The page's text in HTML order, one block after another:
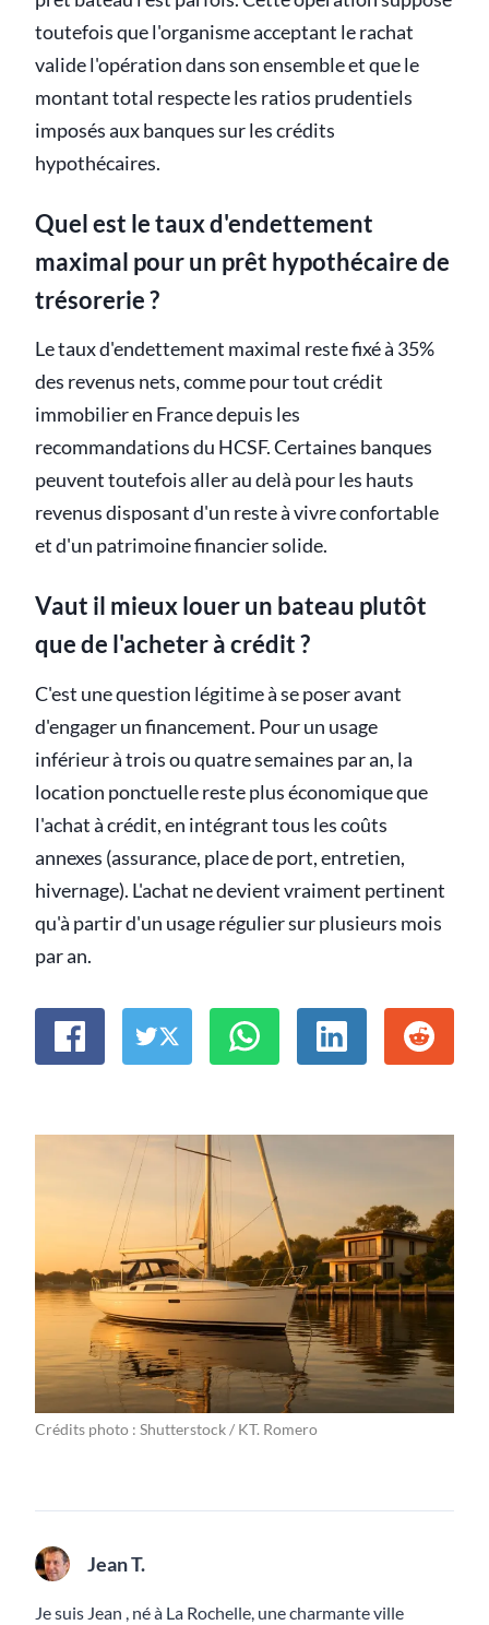
toutefois que l'organisme acceptant le rachat
valide l'opération dans son ensemble et que le
montant total respecte les ratios prudentiels
imposés aux banques sur les crédits
hypothécaires.
Quel est le taux d'endettement
maximal pour un prêt hypothécaire de
trésorerie ?
Le taux d'endettement maximal reste fixé à 35%
des revenus nets, comme pour tout crédit
immobilier en France depuis les
recommandations du HCSF. Certaines banques
peuvent toutefois aller au delà pour les hauts
revenus disposant d'un reste à vivre confortable
et d'un patrimoine financier solide.
Vaut il mieux louer un bateau plutôt
que de l'acheter à crédit ?
C'est une question légitime à se poser avant
d'engager un financement. Pour un usage
inférieur à trois ou quatre semaines par an, la
location ponctuelle reste plus économique que
l'achat à crédit, en intégrant tous les coûts
annexes (assurance, place de port, entretien,
hivernage). L'achat ne devient vraiment pertinent
qu'à partir d'un usage régulier sur plusieurs mois
par an.
Crédits photo : Shutterstock / KT. Romero
Jean T.
Je suis Jean , né à La Rochelle, une charmante ville